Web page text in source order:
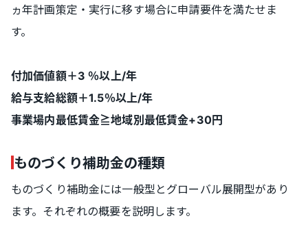
ヵ年計画策定・実行に移す場合に申請要件を満たせま
す。
付加価値額＋3 ％以上/年
給与支給総額＋1.5％以上/年
事業場内最低賃金≧地域別最低賃金+30円
ものづくり補助金の種類
ものづくり補助金には一般型とグローバル展開型があり
ます。それぞれの概要を説明します。